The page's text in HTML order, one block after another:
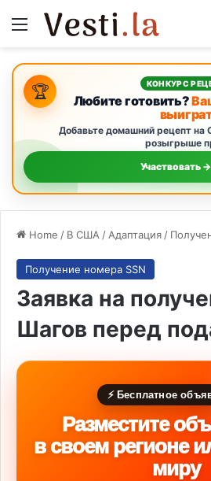
Menu
🏆 КОНКУРС
Любите готовить?
Добавьте домашний рецепт на
розыгрыше
Участвовать →
Home / В США / Адаптация /
Получение номера SSN
Заявка на
Шагов перед
⚡ Бесплатное
Разместите
в своем регионе
миру